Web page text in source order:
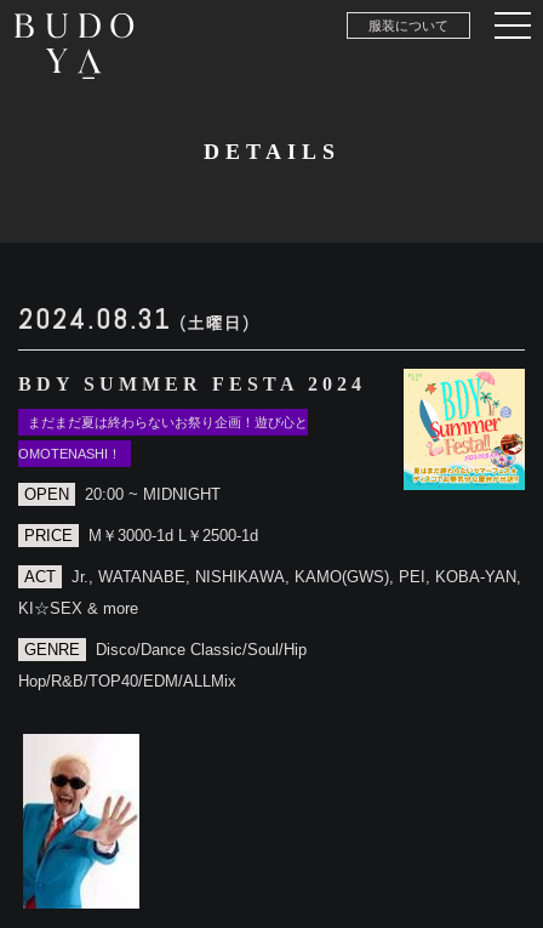
服装について
DETAILS
2024.08.31 (土曜日)
BDY SUMMER FESTA 2024
まだまだ夏は終わらないお祭り企画！遊び心と
OMOTENASHI！
OPEN 20:00 ~ MIDNIGHT
PRICE M￥3000-1d L￥2500-1d
ACT
Jr., WATANABE, NISHIKAWA, KAMO(GWS), PEI, KOBA-YAN,
KI☆SEX & more
GENRE
Disco/Dance Classic/Soul/Hip
Hop/R&B/TOP40/EDM/ALLMix